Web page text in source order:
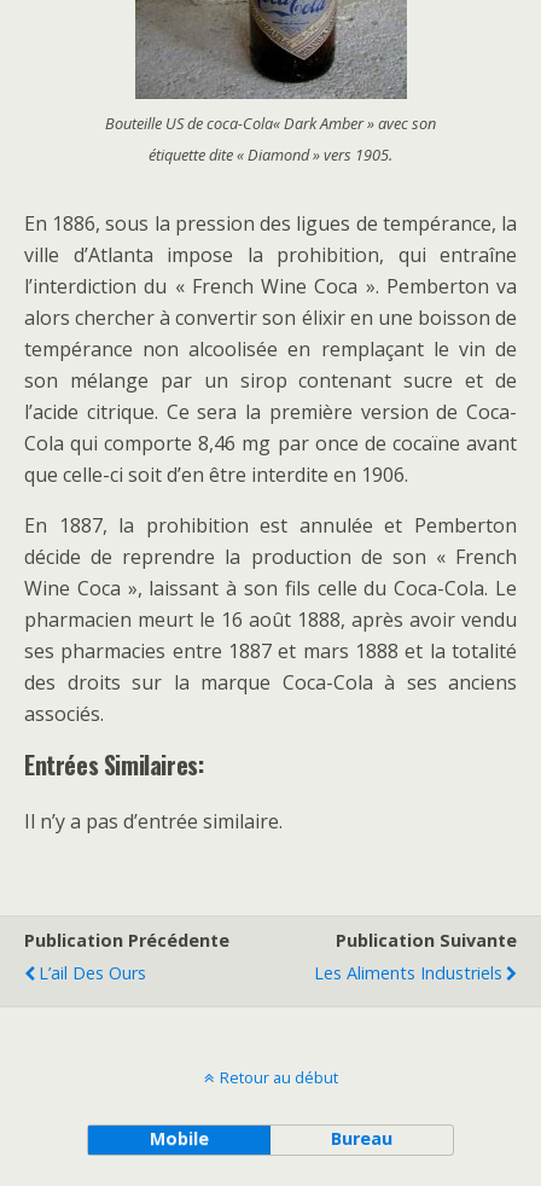
Bouteille US de coca-Cola« Dark Amber » avec son
étiquette dite « Diamond » vers 1905.
En 1886, sous la pression des ligues de tempérance, la
ville d’Atlanta impose la prohibition, qui entraîne
l’interdiction du « French Wine Coca ». Pemberton va
alors chercher à convertir son élixir en une boisson de
tempérance non alcoolisée en remplaçant le vin de
son mélange par un sirop contenant sucre et de
l’acide citrique. Ce sera la première version de Coca-
Cola qui comporte 8,46 mg par once de cocaïne avant
que celle-ci soit d’en être interdite en 1906.
En 1887, la prohibition est annulée et Pemberton
décide de reprendre la production de son « French
Wine Coca », laissant à son fils celle du Coca-Cola. Le
pharmacien meurt le 16 août 1888, après avoir vendu
ses pharmacies entre 1887 et mars 1888 et la totalité
des droits sur la marque Coca-Cola à ses anciens
associés.
Entrées Similaires:
Il n’y a pas d’entrée similaire.
Publication Précédente
L’ail Des Ours
Publication Suivante
Les Aliments Industriels
Retour au début
Mobile Bureau